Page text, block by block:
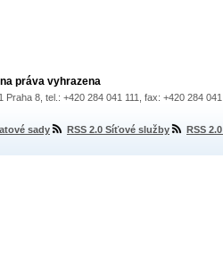
práva vyhrazena
Praha 8, tel.: +420 284 041 111, fax: +420 284
sady RSS 2.0 Síťové služby RSS